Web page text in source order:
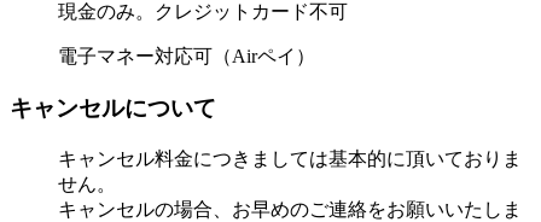
現金のみ。クレジットカード不可
電子マネー対応可（Airペイ）
キャンセルについて
キャンセル料金につきましては基本的に頂いておりま
せん。
キャンセルの場合、お早めのご連絡をお願いいたしま